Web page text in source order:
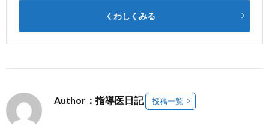
くわしくみる
Author：指導医日記 投稿一覧